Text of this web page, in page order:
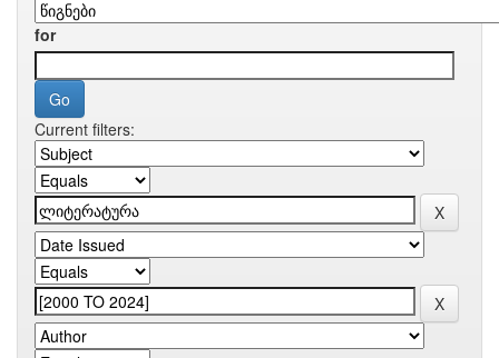
for
Current filters: